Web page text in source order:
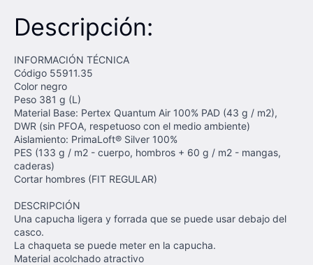
Descripción:
INFORMACIÓN TÉCNICA
Código 55911.35
Color negro
Peso 381 g (L)
Material Base: Pertex Quantum Air 100% PAD (43 g / m2),
DWR (sin PFOA, respetuoso con el medio ambiente)
Aislamiento: PrimaLoft® Silver 100%
PES (133 g / m2 - cuerpo, hombros + 60 g / m2 - mangas,
caderas)
Cortar hombres (FIT REGULAR)
DESCRIPCIÓN
Una capucha ligera y forrada que se puede usar debajo del
casco.
La chaqueta se puede meter en la capucha.
Material acolchado atractivo